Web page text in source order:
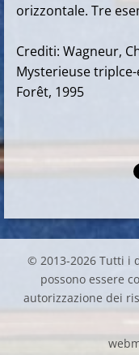
orizzontale. Tre
Crediti: Wagneur,
Mysterieuse triplce-
Forêt, 1995
© 2013-2026 Tutti i
possono essere
autorizzazione dei